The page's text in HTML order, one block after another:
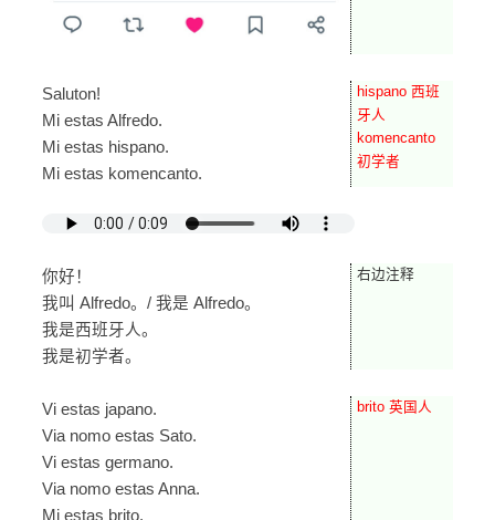
Saluton!
Mi estas Alfredo.
Mi estas hispano.
Mi estas komencanto.
hispano 西班
牙人
komencanto
初学者
你好！
我叫 Alfredo。/ 我是 Alfredo。
我是西班牙人。
我是初学者。
右边注释
Vi estas japano.
Via nomo estas Sato.
Vi estas germano.
Via nomo estas Anna.
Mi estas brito.
brito 英国人